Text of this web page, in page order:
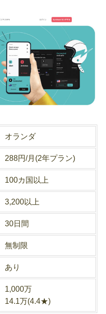
オランダ
288円/月(2年プラン)
100カ国以上
3,200以上
30日間
無制限
あり
1,000万
14.1万(4.4★)